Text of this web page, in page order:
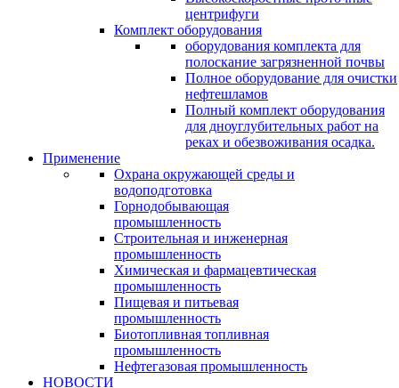
центрифуги
Комплект оборудования
оборудования комплекта для
полоскание загрязненной почвы
Полное оборудование для очистки
нефтешламов
Полный комплект оборудования
для дноуглубительных работ на
реках и обезвоживания осадка.
Применение
Охрана окружающей среды и
водоподготовка
Горнодобывающая
промышленность
Cтроительная и инженерная
промышленность
Химическая и фармацевтическая
промышленность
Пищевая и питьевая
промышленность
Биотопливная топливная
промышленность
Нефтегазовая промышленность
НОВОСТИ